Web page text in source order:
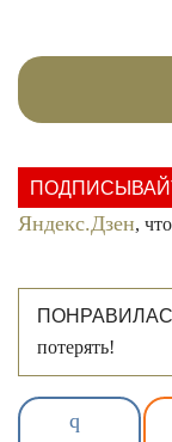
Яндекс.Дзен,
потерять!